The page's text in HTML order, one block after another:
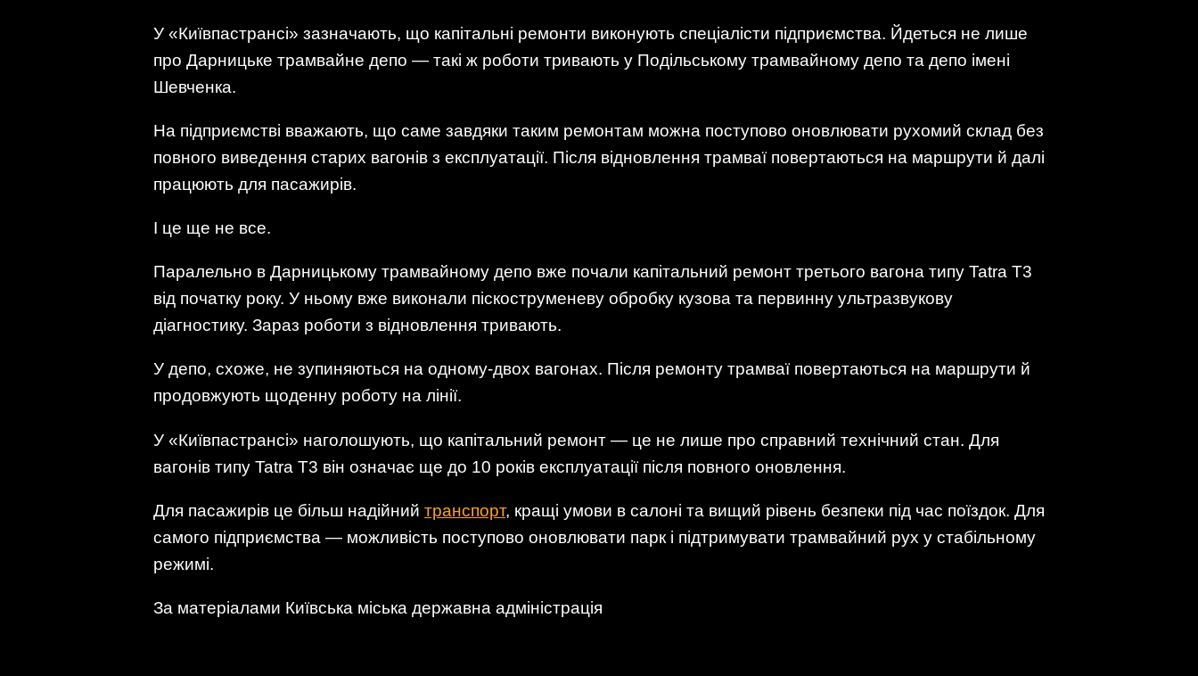
У «Київпастрансі» зазначають, що капітальні ремонти виконують спеціалісти підприємства. Йдеться не лише
про Дарницьке трамвайне депо — такі ж роботи тривають у Подільському трамвайному депо та депо імені
Шевченка.
На підприємстві вважають, що саме завдяки таким ремонтам можна поступово оновлювати рухомий склад без
повного виведення старих вагонів з експлуатації. Після відновлення трамваї повертаються на маршрути й далі
працюють для пасажирів.
І це ще не все.
Паралельно в Дарницькому трамвайному депо вже почали капітальний ремонт третього вагона типу Tatra T3
від початку року. У ньому вже виконали піскоструменеву обробку кузова та первинну ультразвукову
діагностику. Зараз роботи з відновлення тривають.
У депо, схоже, не зупиняються на одному-двох вагонах. Після ремонту трамваї повертаються на маршрути й
продовжують щоденну роботу на лінії.
У «Київпастрансі» наголошують, що капітальний ремонт — це не лише про справний технічний стан. Для
вагонів типу Tatra T3 він означає ще до 10 років експлуатації після повного оновлення.
Для пасажирів це більш надійний транспорт, кращі умови в салоні та вищий рівень безпеки під час поїздок. Для
самого підприємства — можливість поступово оновлювати парк і підтримувати трамвайний рух у стабільному
режимі.
За матеріалами Київська міська державна адміністрація